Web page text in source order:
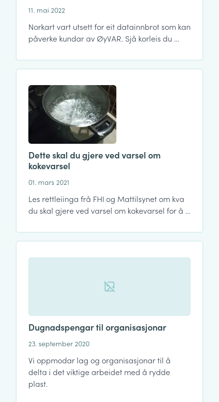
11. mai 2022
Norkart vart utsett for eit datainnbrot som kan
påverke kundar av ØyVAR. Sjå korleis du …
Dette skal du gjere ved varsel om
kokevarsel
01. mars 2021
Les rettleiinga frå FHI og Mattilsynet om kva
du skal gjere ved varsel om kokevarsel for å …
Dugnadspengar til organisasjonar
23. september 2020
Vi oppmodar lag og organisasjonar til å
delta i det viktige arbeidet med å rydde
plast.